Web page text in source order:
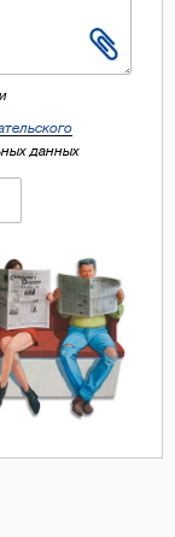
данных